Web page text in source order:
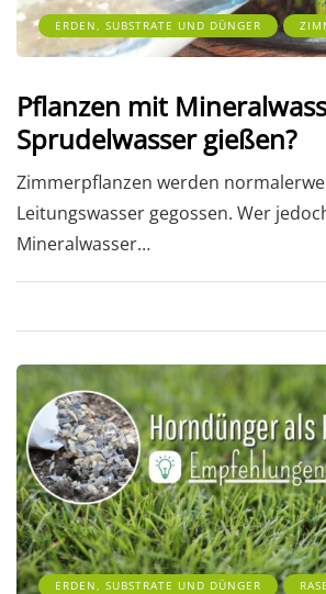
ERDEN, SUBSTRATE UND DÜNGER
Pflanzen mit
Sprudelwasser gießen?
Zimmerpflanzen werden
Leitungswasser gegossen. Wer
Mineralwasser…
ERDEN, SUBSTRATE UND DÜNGER